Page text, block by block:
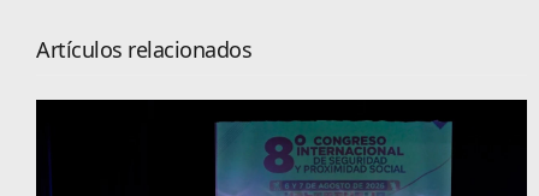
Artículos relacionados